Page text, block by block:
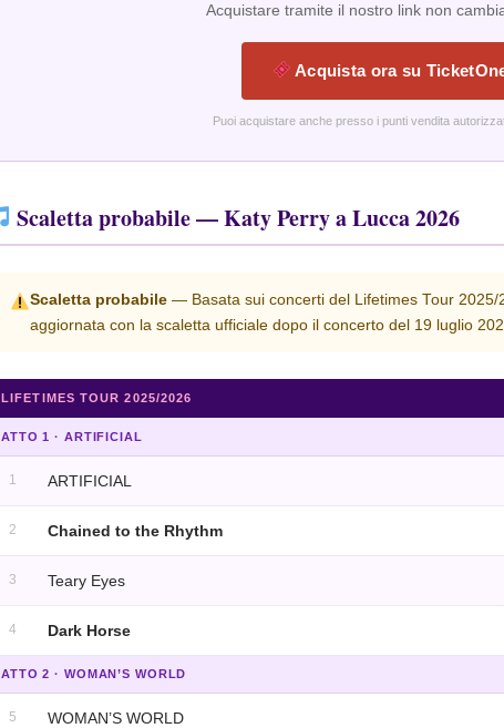
Acquistare tramite il nostro link non
Acquista ora su
Puoi acquistare anche presso i punti vendita
Scaletta probabile — Katy Perry a Lucca 2026
Scaletta probabile — Basata sui concerti del Lifetimes Tour 2025/
aggiornata con la scaletta ufficiale dopo il concerto del 19 luglio
LIFETIMES TOUR 2025/2026
ATTO 1 · ARTIFICIAL
1 ARTIFICIAL
2 Chained to the Rhythm
3 Teary Eyes
4 Dark Horse
ATTO 2 · WOMAN’S WORLD
5 WOMAN’S WORLD